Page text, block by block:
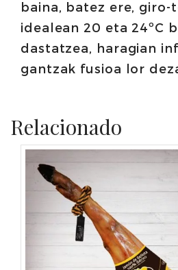
baina, batez ere,
idealean 20 eta 24ºC
dastatzea, haragian
gantzak fusioa lor
Relacionado